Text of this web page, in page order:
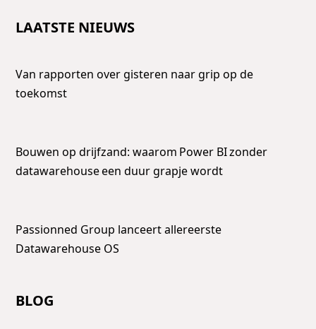
LAATSTE NIEUWS
Van rapporten over gisteren naar grip op de
toekomst
Bouwen op drijfzand: waarom Power BI zonder
datawarehouse een duur grapje wordt
Passionned Group lanceert allereerste
Datawarehouse OS
BLOG